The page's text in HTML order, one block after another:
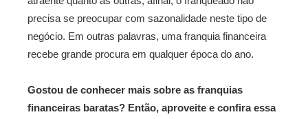
precisa se preocupar com sazonalidade neste tipo de
negócio. Em outras palavras, uma franquia financeira
recebe grande procura em qualquer época do ano.
Gostou de conhecer mais sobre as franquias
financeiras baratas? Então, aproveite e confira essa